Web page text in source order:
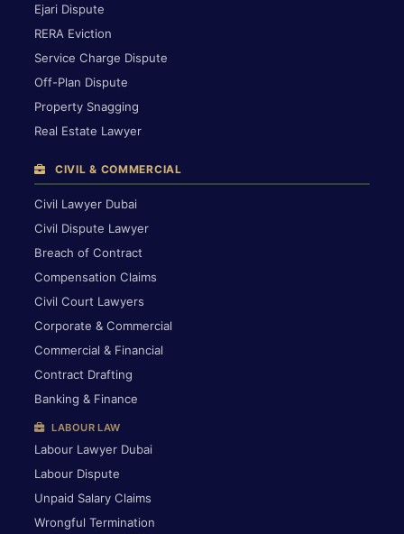
Ejari Dispute
RERA Eviction
Service Charge Dispute
Off-Plan Dispute
Property Snagging
Real Estate Lawyer
CIVIL & COMMERCIAL
Civil Lawyer Dubai
Civil Dispute Lawyer
Breach of Contract
Compensation Claims
Civil Court Lawyers
Corporate & Commercial
Commercial & Financial
Contract Drafting
Banking & Finance
LABOUR LAW
Labour Lawyer Dubai
Labour Dispute
Unpaid Salary Claims
Wrongful Termination